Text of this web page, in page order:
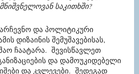
საკითხში?
და პოლიტიკური
დიზაინის შემუშავებისას,
ჩაატარა. შევისწავლეთ
და დამოუკიდებელი
და კვლევები. შედეგად